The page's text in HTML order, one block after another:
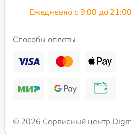
Ежедневно с 9:00 до 21:00
Способы оплаты
© 2026 Сервисный центр